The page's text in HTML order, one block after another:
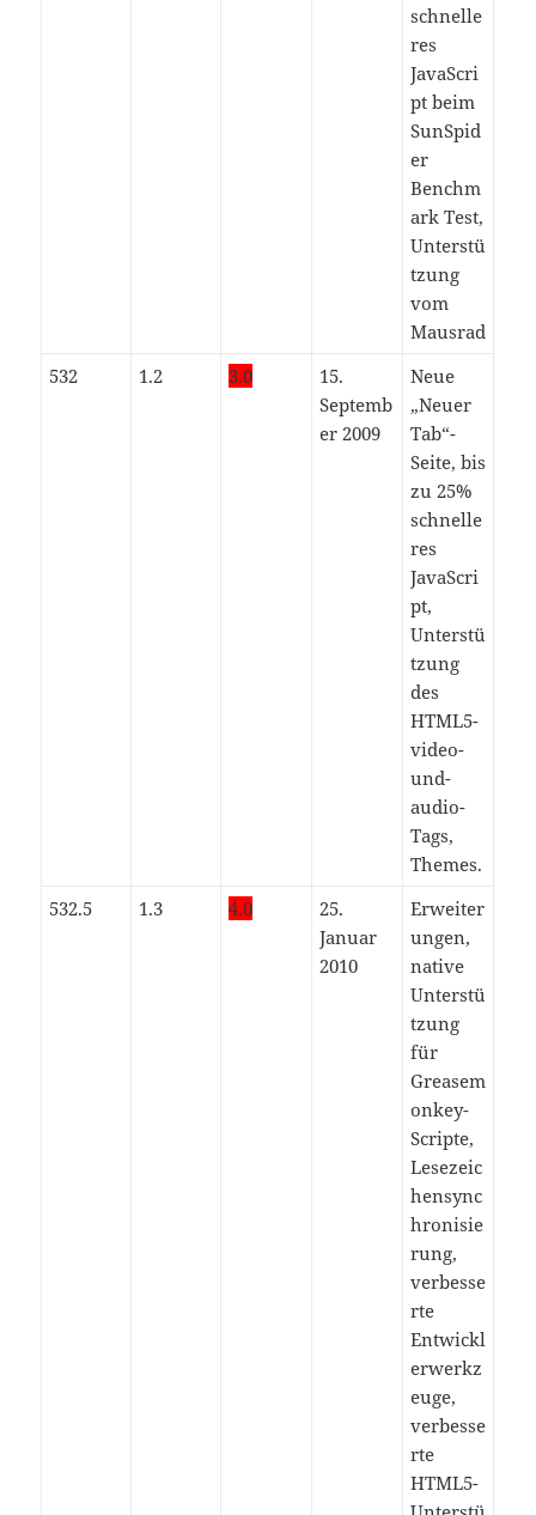
schnelle
res
JavaScri
pt beim
SunSpid
er
Benchm
ark Test,
Unterstü
tzung
vom
Mausrad
532
1.2 3.0
15.
Septemb
er 2009
Neue
„Neuer
Tab“-
Seite, bis
zu 25%
schnelle
res
JavaScri
pt,
Unterstü
tzung
des
HTML5-
video-
und-
audio-
Tags,
Themes.
532.5
1.3 4.0
25.
Januar
2010
Erweiter
ungen,
native
Unterstü
tzung
für
Greasem
onkey-
Scripte,
Lesezeic
hensync
hronisie
rung,
verbesse
rte
Entwickl
erwerkz
euge,
verbesse
rte
HTML5-